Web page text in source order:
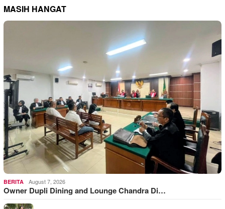
MASIH HANGAT
BERITA August 7, 2026
Owner Dupli Dining and Lounge Chandra Di…